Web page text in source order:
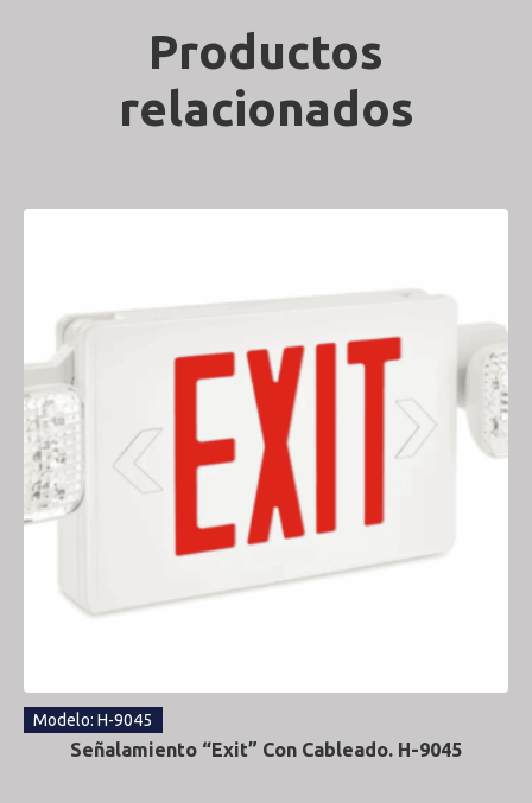
Productos
relacionados
Modelo: H-9045
Señalamiento “Exit” Con Cableado. H-9045